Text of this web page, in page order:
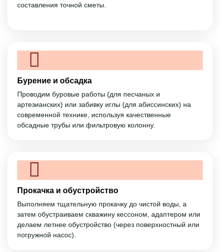
составления точной сметы.
Бурение и обсадка
Проводим буровые работы (для песчаных и
артезианских) или забивку иглы (для абиссинских) на
современной технике, используя качественные
обсадные трубы или фильтровую колонну.
Прокачка и обустройство
Выполняем тщательную прокачку до чистой воды, а
затем обустраиваем скважину кессоном, адаптером или
делаем летнее обустройство (через поверхностный или
погружной насос).